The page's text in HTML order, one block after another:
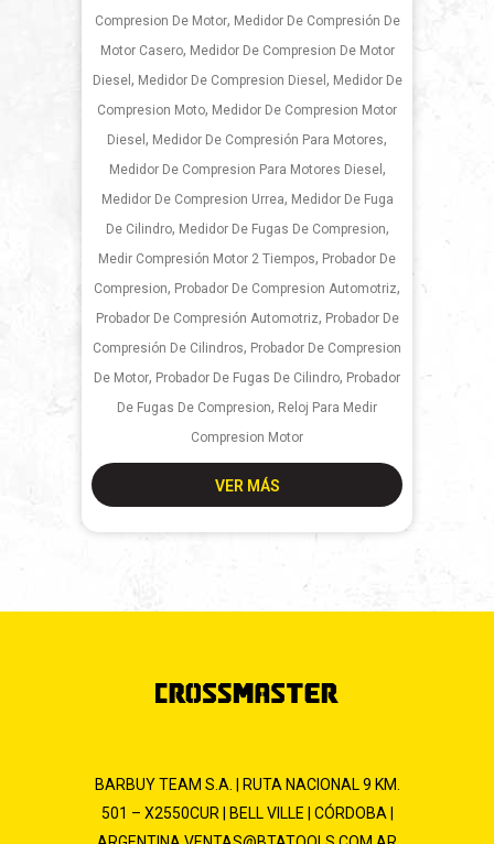
Compresion De Motor, Medidor De Compresión De
Motor Casero, Medidor De Compresion De Motor
Diesel , Medidor De Compresion Diesel , Medidor De
Compresion Moto, Medidor De Compresion Motor
Diesel , Medidor De Compresión Para Motores,
Medidor De Compresion Para Motores Diesel ,
Medidor De Compresion Urrea, Medidor De Fuga
De Cilindro, Medidor De Fugas De Compresion,
Medir Compresión Motor 2 Tiempos, Probador De
Compresion, Probador De Compresion Automotriz,
Probador De Compresión Automotriz, Probador De
Compresión De Cilindros, Probador De Compresion
De Motor, Probador De Fugas De Cilindro, Probador
De Fugas De Compresion, Reloj Para Medir
Compresion Motor
VER MÁS
BARBUY TEAM S.A. | RUTA NACIONAL 9 KM.
501 – X2550CUR | BELL VILLE | CÓRDOBA |